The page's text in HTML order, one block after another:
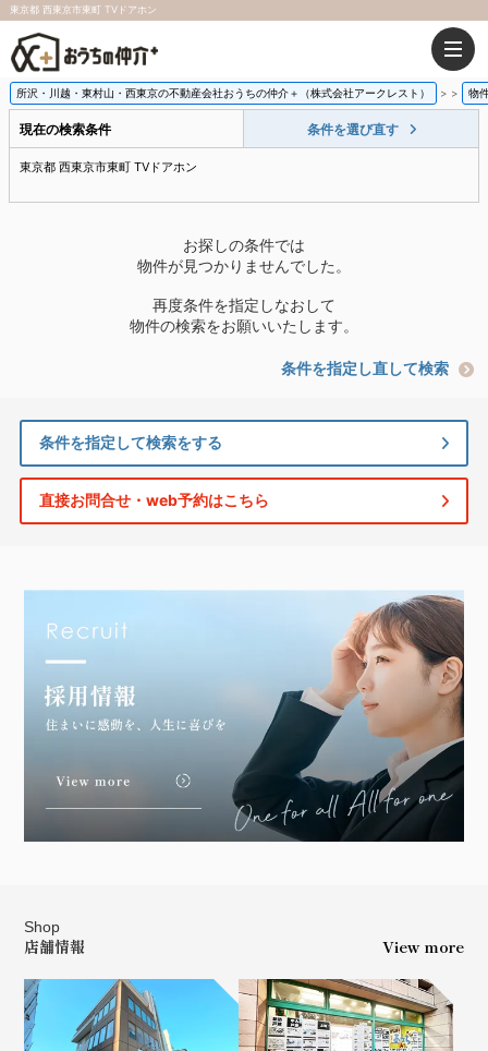
東京都 西東京市東町 TVドアホン
所沢・川越・東村山・西東京の不動産会社おうちの仲介＋（株式会社アークレスト） > 物
現在の検索条件 条件を選び直す
東京都 西東京市東町 TVドアホン
お探しの条件では
物件が見つかりませんでした。
再度条件を指定しなおして
物件の検索をお願いいたします。
条件を指定し直して検索
条件を指定して検索をする
直接お問合せ・web予約はこちら
Shop
店舗情報 View more